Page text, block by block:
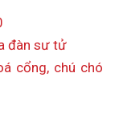
đàn sư tử
cổng, chú chó